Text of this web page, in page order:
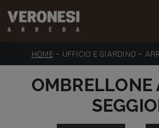
HOME - UFFICIO E GIARDINO -
OMBRELLONE